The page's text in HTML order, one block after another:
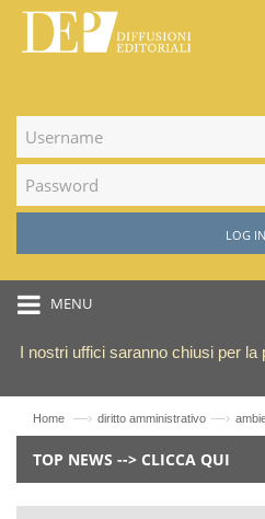
LOG IN
MENU
I nostri uffici saranno chiusi per
Home —› diritto amministrativo —›
TOP NEWS --> CLICCA QUI